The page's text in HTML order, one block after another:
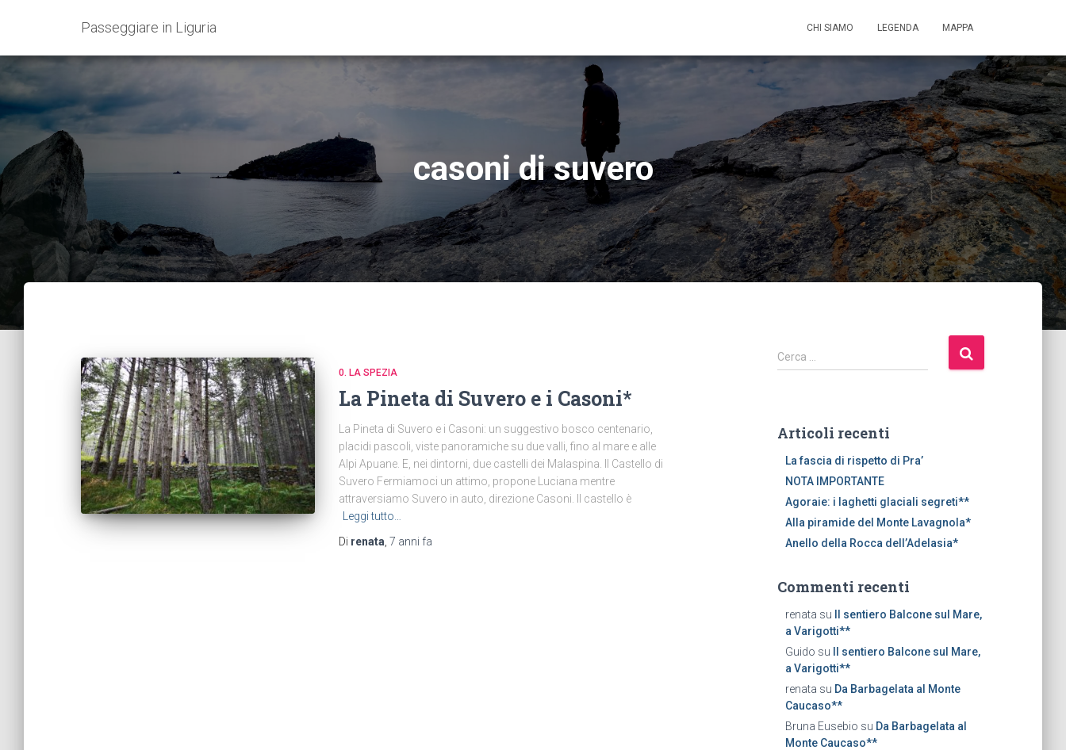
Passeggiare in Liguria CHI SIAMO LEGENDA MAPPA
casoni di suvero
0. LA SPEZIA
La Pineta di Suvero e i Casoni*
La Pineta di Suvero e i Casoni: un suggestivo bosco centenario,
placidi pascoli, viste panoramiche su due valli, fino al mare e alle
Alpi Apuane. E, nei dintorni, due castelli dei Malaspina. Il Castello di
Suvero Fermiamoci un attimo, propone Luciana mentre
attraversiamo Suvero in auto, direzione Casoni. Il castello è
Leggi tutto…
Di renata 7 anni fa
R
i
c
Cerca …
Articoli recenti
La fascia di rispetto di Pra’
NOTA IMPORTANTE
Agoraie: i laghetti glaciali segreti**
Alla piramide del Monte Lavagnola*
Anello della Rocca dell’Adelasia*
Commenti recenti
renata su
Il sentiero Balcone sul Mare,
a Varigotti**
Guido su
Il sentiero Balcone sul Mare,
a Varigotti**
renata su Da Barbagelata al Monte
Caucaso**
Bruna Eusebio su Da Barbagelata al
Monte Caucaso**